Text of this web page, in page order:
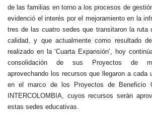
de las familias en torno a los procesos de
evidenció el interés por el mejoramiento en la
tres de las cuatro sedes que transitaron la ruta
calidad, y que actualmente como resultado
realizado en la ‘Cuarta Expansión’, hoy
consolidación de sus Proyectos de
aprovechando los recursos que llegaron a cada
en el marco de los Proyectos de Beneficio
INTERCOLOMBIA, cuyos recursos serán
estas sedes educativas.